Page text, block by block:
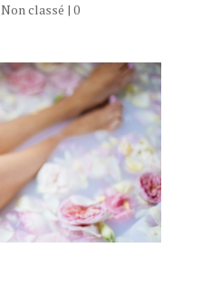
Non classé | 0